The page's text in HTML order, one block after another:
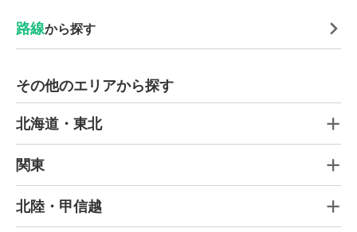
路線から探す
その他のエリアから探す
北海道・東北
関東
北陸・甲信越